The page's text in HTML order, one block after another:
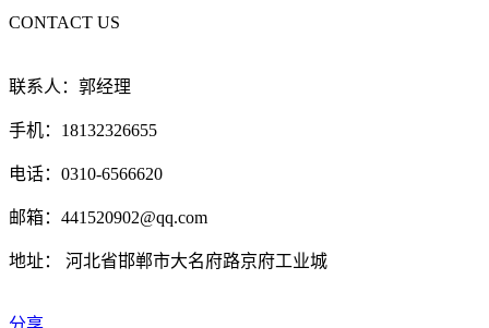
CONTACT US
联系人：郭经理
手机：18132326655
电话：0310-6566620
邮箱：441520902@qq.com
地址： 河北省邯郸市大名府路京府工业城